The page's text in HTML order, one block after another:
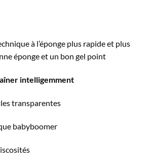
à l’éponge plus rapide et plus
éponge et un bon gel point
intelligemment
transparentes
babyboomer